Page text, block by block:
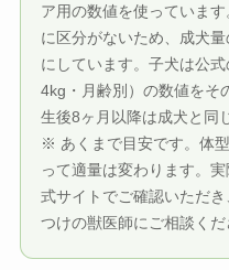
ア用の数値を使っていま
に区分がないため、成犬
にしています。子犬は公
4kg・月齢別）の数値をそ
生後8ヶ月以降は成犬と同
※ あくまで目安です。体
って適量は変わります。
式サイトでご確認いただ
つけの獣医師にご相談くだ